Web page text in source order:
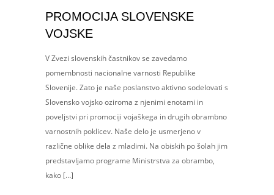
PROMOCIJA SLOVENSKE
VOJSKE
V Zvezi slovenskih častnikov se zavedamo
pomembnosti nacionalne varnosti Republike
Slovenije. Zato je naše poslanstvo aktivno sodelovati s
Slovensko vojsko oziroma z njenimi enotami in
poveljstvi pri promociji vojaškega in drugih obrambno
varnostnih poklicev. Naše delo je usmerjeno v
različne oblike dela z mladimi. Na obiskih po šolah jim
predstavljamo programe Ministrstva za obrambo,
kako […]